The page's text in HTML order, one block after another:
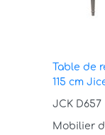
Table de
115 cm
JCK D657
Mobilier